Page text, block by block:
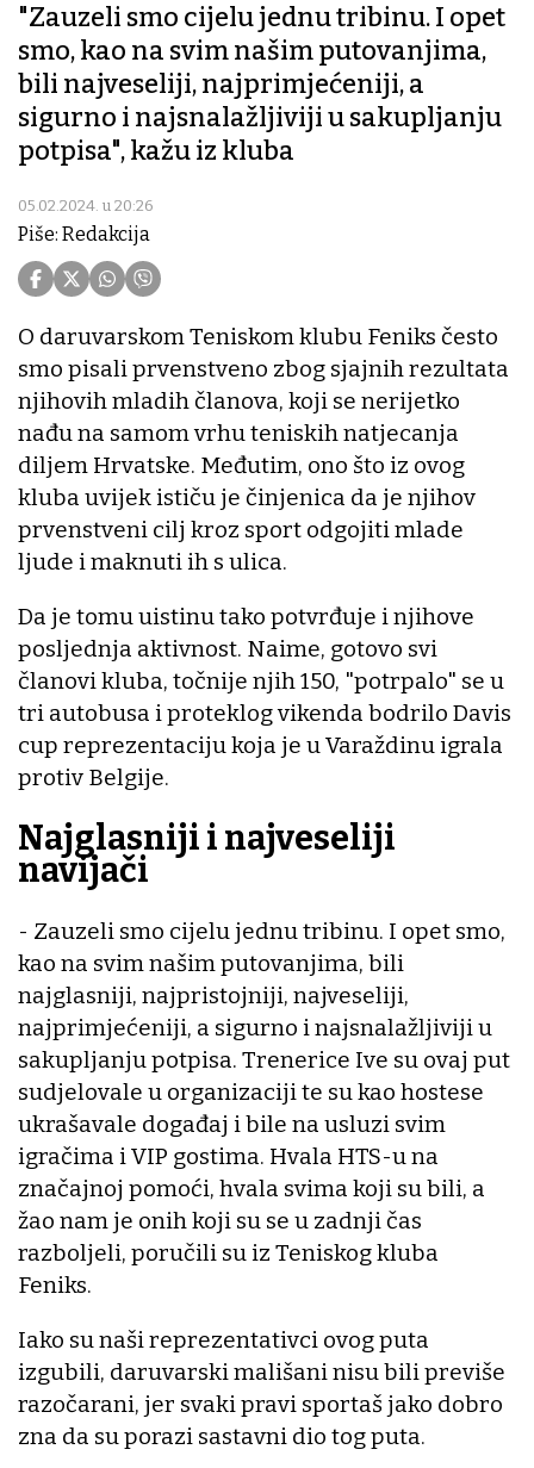
"Zauzeli smo cijelu jednu tribinu. I opet
smo, kao na svim našim putovanjima,
bili najveseliji, najprimjećeniji, a
sigurno i najsnalažljiviji u sakupljanju
potpisa", kažu iz kluba
05.02.2024. u 20:26
Piše: Redakcija
O daruvarskom Teniskom klubu Feniks često
smo pisali prvenstveno zbog sjajnih rezultata
njihovih mladih članova, koji se nerijetko
nađu na samom vrhu teniskih natjecanja
diljem Hrvatske. Međutim, ono što iz ovog
kluba uvijek ističu je činjenica da je njihov
prvenstveni cilj kroz sport odgojiti mlade
ljude i maknuti ih s ulica.
Da je tomu uistinu tako potvrđuje i njihove
posljednja aktivnost. Naime, gotovo svi
članovi kluba, točnije njih 150, "potrpalo" se u
tri autobusa i proteklog vikenda bodrilo Davis
cup reprezentaciju koja je u Varaždinu igrala
protiv Belgije.
Najglasniji i najveseliji
navijači
- Zauzeli smo cijelu jednu tribinu. I opet smo,
kao na svim našim putovanjima, bili
najglasniji, najpristojniji, najveseliji,
najprimjećeniji, a sigurno i najsnalažljiviji u
sakupljanju potpisa. Trenerice Ive su ovaj put
sudjelovale u organizaciji te su kao hostese
ukrašavale događaj i bile na usluzi svim
igračima i VIP gostima. Hvala HTS-u na
značajnoj pomoći, hvala svima koji su bili, a
žao nam je onih koji su se u zadnji čas
razboljeli, poručili su iz Teniskog kluba
Feniks.
Iako su naši reprezentativci ovog puta
izgubili, daruvarski mališani nisu bili previše
razočarani, jer svaki pravi sportaš jako dobro
zna da su porazi sastavni dio tog puta.